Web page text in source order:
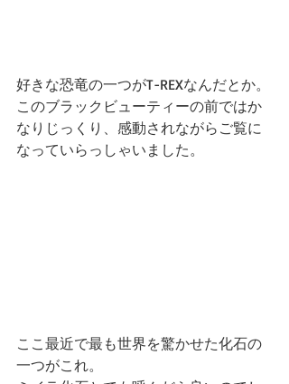
好きな恐竜の一つがT-REXなんだとか。
このブラックビューティーの前ではか
なりじっくり、感動されながらご覧に
なっていらっしゃいました。
ここ最近で最も世界を驚かせた化石の
一つがこれ。